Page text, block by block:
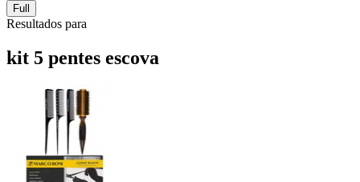
Full
Resultados para
kit 5 pentes escova